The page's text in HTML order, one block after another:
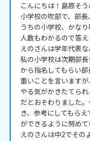
こんにちは！島原そう
小学校の吹部で、部長
うちの小学校、かな
人数もわかるので答え
えのさんは学年代表な
私の小学校は次期部
から指名してもらい部
重いことを言います
やる気がかきたてら
だとおそわりました
き、参考にしてもら
ができるように努めて
えのさんは中2でその